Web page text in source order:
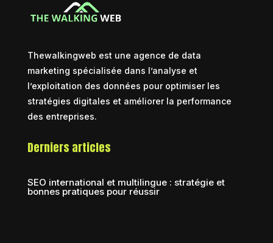
Thewalkingweb est une agence de data
marketing spécialisée dans l’analyse et
l’exploitation des données pour optimiser les
stratégies digitales et améliorer la performance
des entreprises.
Derniers articles
SEO international et multilingue : stratégie et
bonnes pratiques pour réussir